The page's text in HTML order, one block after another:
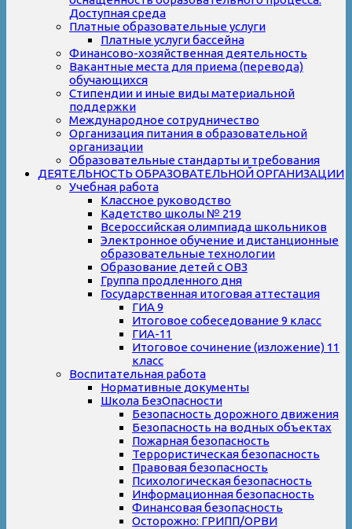
Доступная среда
Платные образовательные услуги
Платные услуги бассейна
Финансово-хозяйственная деятельность
Вакантные места для приема (перевода)
обучающихся
Стипендии и иные виды материальной
поддержки
Международное сотрудничество
Организация питания в образовательной
организации
Образовательные стандарты и требования
ДЕЯТЕЛЬНОСТЬ ОБРАЗОВАТЕЛЬНОЙ ОРГАНИЗАЦИИ
Учебная работа
Классное руководство
Кадетство школы № 219
Всероссийская олимпиада школьников
Электронное обучение и дистанционные
образовательные технологии
Образование детей с ОВЗ
Группа продленного дня
Государственная итоговая аттестация
ГИА 9
Итоговое собеседование 9 класс
ГИА-11
Итоговое сочинение (изложение) 11
класс
Воспитательная работа
Нормативные документы
Школа БезОпасности
Безопасность дорожного движения
Безопасность на водных объектах
Пожарная безопасность
Террористическая безопасность
Правовая безопасность
Психологическая безопасность
Информационная безопасность
Финансовая безопасность
Осторожно: ГРИПП/ОРВИ